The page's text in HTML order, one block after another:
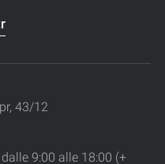
43/12
9:00 alle 18:00 (+